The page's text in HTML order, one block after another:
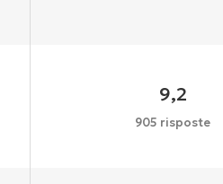
9,2
905 risposte